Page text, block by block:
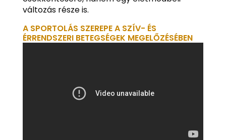
változás része is.
A SPORTOLÁS SZEREPE A SZÍV- ÉS
ÉRRENDSZERI BETEGSÉGEK MEGELŐZÉSÉBEN